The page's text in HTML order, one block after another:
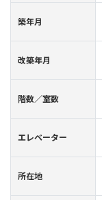
築年⽉
改築年月
階数∕室数
エレベーター
所在地